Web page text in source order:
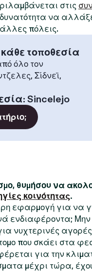
στις
δυνατότητα να
πόλεις.
τοποθεσία
όλο τον
Σίδνεϊ,
: Sincelejo
θυμήσου να
κοινότητας.
εφαρμογή για να
ενδιαφέροντα;
νυχτερινές
που σκάει στα
για την
μέχρι τώρα,